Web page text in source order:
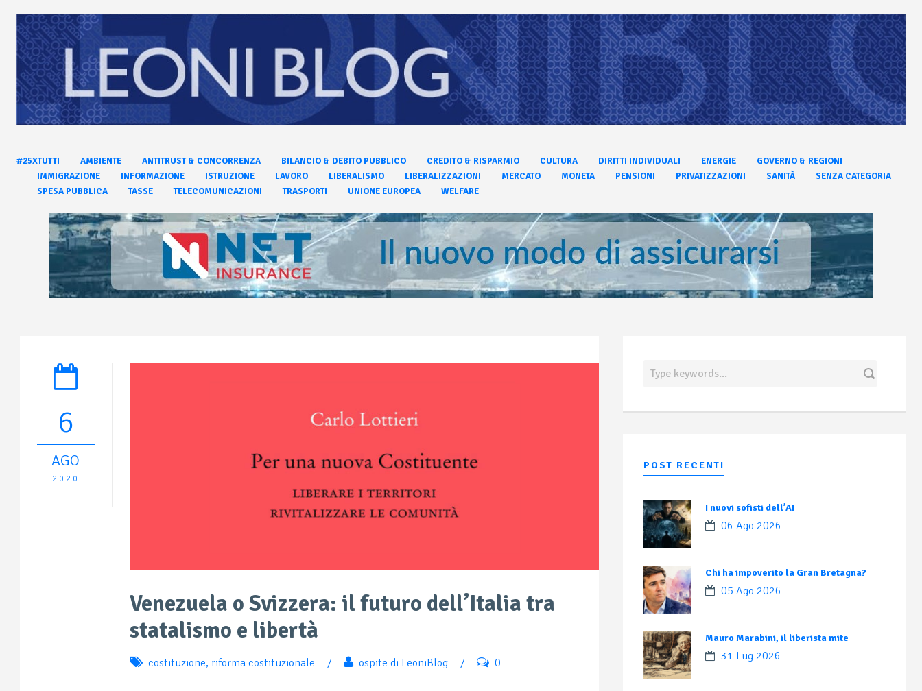
#25XTUTTI AMBIENTE ANTITRUST & CONCORRENZA BILANCIO & DEBITO PUBBLICO CREDITO & RISPARMIO CULTURA DIRITTI INDIVIDUALI ENERGIE
GOVERNO & REGIONI
IMMIGRAZIONE
INFORMAZIONE ISTRUZIONE LAVORO LIBERALISMO LIBERALIZZAZIONI MERCATO MONETA PENSIONI PRIVATIZZAZIONI SANITÀ
SENZA CATEGORIA
SPESA PUBBLICA
TASSE TELECOMUNICAZIONI TRASPORTI UNIONE EUROPEA WELFARE
6
AGO
2020
Venezuela o Svizzera: il futuro dell’Italia tra
statalismo e libertà
costituzione, riforma costituzionale / ospite di LeoniBlog / 0
POST RECENTI
I nuovi sofisti dell’AI
06 Ago 2026
Chi ha impoverito la Gran Bretagna?
05 Ago 2026
Mauro Marabini, il liberista mite
31 Lug 2026